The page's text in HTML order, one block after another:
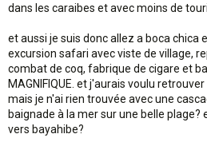
dans les caraibes et avec moins de
et aussi je suis donc allez a boca chica
excursion safari avec viste de village,
combat de coq, fabrique de cigare et
MAGNIFIQUE. et j'aurais voulu
mais je n'ai rien trouvée avec une
baignade à la mer sur une belle plage?
vers bayahibe?